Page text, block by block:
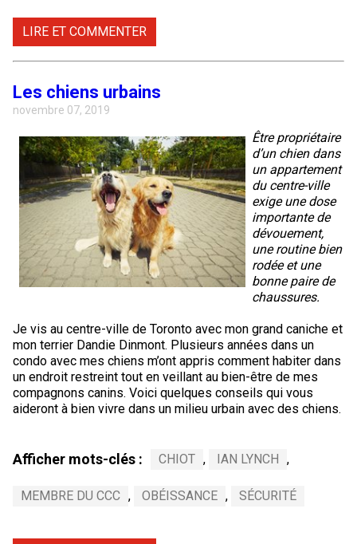
LIRE ET COMMENTER
Les chiens urbains
novembre 07, 2019
Être propriétaire
d’un chien dans
un appartement
du centre-ville
exige une dose
importante de
dévouement,
une routine bien
rodée et une
bonne paire de
chaussures.
Je vis au centre-ville de Toronto avec mon grand caniche et
mon terrier Dandie Dinmont. Plusieurs années dans un
condo avec mes chiens m’ont appris comment habiter dans
un endroit restreint tout en veillant au bien-être de mes
compagnons canins. Voici quelques conseils qui vous
aideront à bien vivre dans un milieu urbain avec des chiens.
Afficher mots-clés : CHIOT , IAN LYNCH ,
MEMBRE DU CCC , OBÉISSANCE , SÉCURITÉ